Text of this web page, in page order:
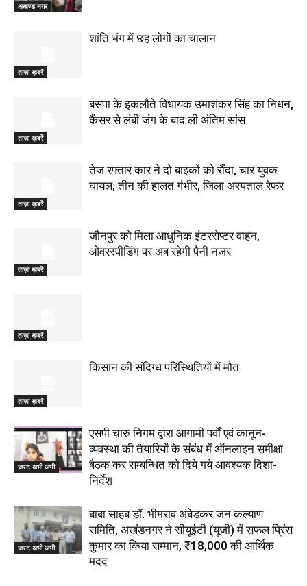
अखण्ड नगर
ताज़ा ख़बरें
शांति भंग में छह लोगों का चालान
ताज़ा ख़बरें
बसपा के इकलौते विधायक उमाशंकर सिंह का निधन,
कैंसर से लंबी जंग के बाद ली अंतिम सांस
ताज़ा ख़बरें
तेज रफ्तार कार ने दो बाइकों को रौंदा, चार युवक
घायल; तीन की हालत गंभीर, जिला अस्पताल रेफर
ताज़ा ख़बरें
जौनपुर को मिला आधुनिक इंटरसेप्टर वाहन,
ओवरस्पीडिंग पर अब रहेगी पैनी नजर
ताज़ा ख़बरें
ताज़ा ख़बरें
किसान की संदिग्ध परिस्थितियों में मौत
जस्ट अभी अभी
एसपी चारु निगम द्वारा आगामी पर्वों एवं कानून-
व्यवस्था की तैयारियों के संबंध में ऑनलाइन समीक्षा
बैठक कर सम्बन्धित को दिये गये आवश्यक दिशा-
निर्देश
जस्ट अभी अभी
बाबा साहब डॉ. भीमराव अंबेडकर जन कल्याण
समिति, अखंडनगर ने सीयूईटी (यूजी) में सफल प्रिंस
कुमार का किया सम्मान, ₹18,000 की आर्थिक
मदद